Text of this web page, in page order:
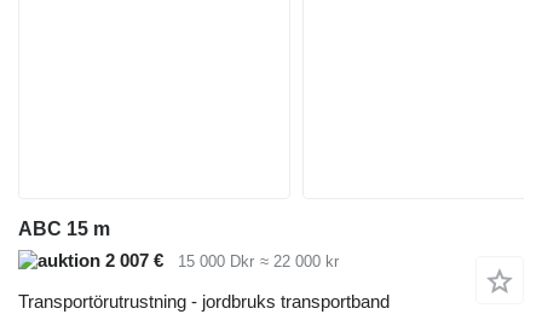
ABC 15 m
2 007 €
15 000 Dkr ≈ 22 000 kr
Transportörutrustning - jordbruks transportband